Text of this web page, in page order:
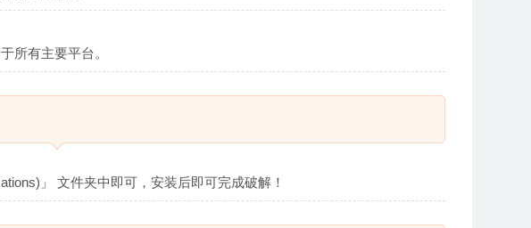
所有主要平台。
」 文件夹中即可，安装后即可完成破解！